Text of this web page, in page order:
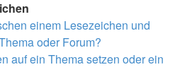
einem Lesezeichen und
oder Forum?
auf ein Thema setzen oder ein